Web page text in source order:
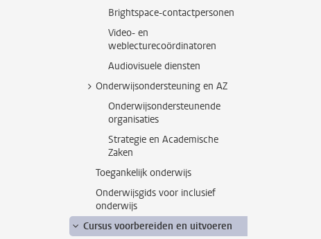
Brightspace-contactpersonen
Video- en
weblecturecoördinatoren
Audiovisuele diensten
Onderwijsondersteuning en AZ
Onderwijsondersteunende
organisaties
Strategie en Academische
Zaken
Toegankelijk onderwijs
Onderwijsgids voor inclusief
onderwijs
Cursus voorbereiden en uitvoeren